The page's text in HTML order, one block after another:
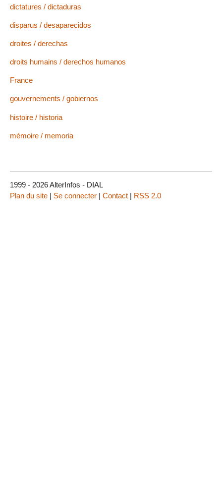
dictatures / dictaduras
disparus / desaparecidos
droites / derechas
droits humains / derechos humanos
France
gouvernements / gobiernos
histoire / historia
mémoire / memoria
1999 - 2026 AlterInfos - DIAL
Plan du site | Se connecter | Contact | RSS 2.0